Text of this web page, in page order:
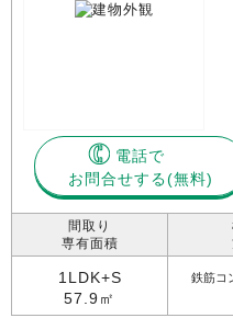
電話で
お問合せする
間取り
専有面積
1LDK+S
57.9㎡
鉄筋コ